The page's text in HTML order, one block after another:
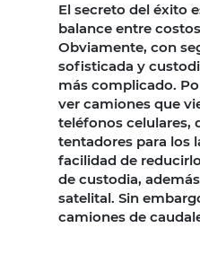
El secreto del éxito
balance entre
Obviamente, con
sofisticada y
más complicado.
ver camiones que
teléfonos celulares,
tentadores para los
facilidad de
de custodia,
satelital. Sin
camiones de